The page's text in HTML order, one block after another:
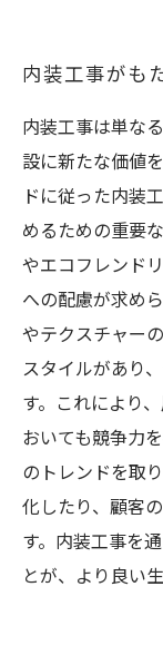
内装工事がも
内装工事は単な
設に新たな価値
ドに従った内装
めるための重要
やエコフレンド
への配慮が求め
やテクスチャー
スタイルがあり
す。これにより
おいても競争力
のトレンドを取
化したり、顧客
す。内装工事を
とが、より良い